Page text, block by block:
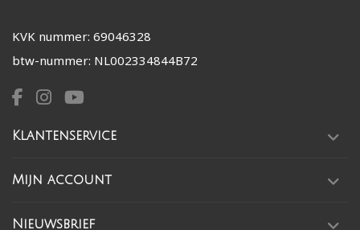
KVK nummer: 69046328
btw-nummer: NL002334844B72
Klantenservice
Mijn account
Nieuwsbrief